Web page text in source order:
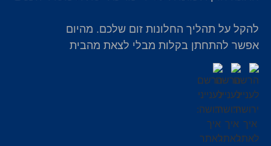
להקל על תהליך החלונות זום שלכם. מהיום
אפשר להתחתן בקלות מבלי לצאת מהבית